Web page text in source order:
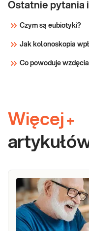
Ostatnie pytania
Czym są eubiotyki?
Jak kolonoskopia
Co powoduje
Więcej +